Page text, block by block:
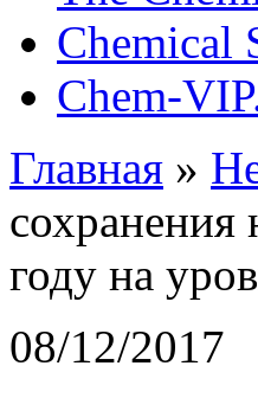
Chemical
Chem-
Главная »
сохранения
году на
08/12/2017